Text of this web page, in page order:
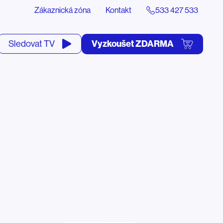
Zákaznická zóna Kontakt 533 427 533
Sledovat TV Vyzkoušet ZDARMA